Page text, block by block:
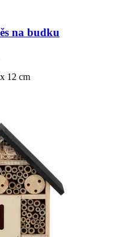
na budku
12 cm